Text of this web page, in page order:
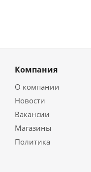
Компания
О компании
Новости
Вакансии
Магазины
Политика